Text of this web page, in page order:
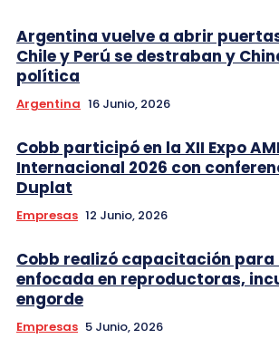
Argentina vuelve a abrir
Chile y Perú se destraban y
política
Argentina 16 Junio, 2026
Cobb participó en la XII Expo
Internacional 2026 con
Duplat
Empresas 12 Junio, 2026
Cobb realizó capacitación para
enfocada en reproductoras,
engorde
Empresas 5 Junio, 2026